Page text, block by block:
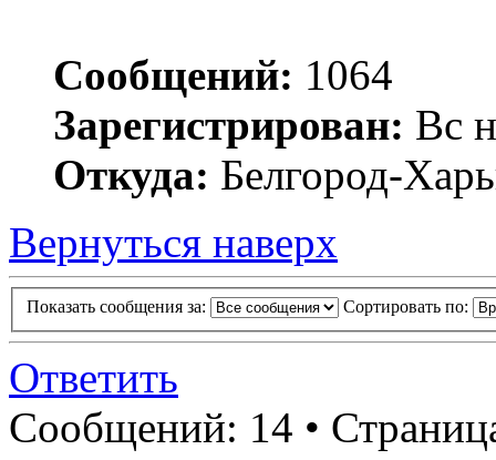
Сообщений: 1064
Зарегистрирован: Вс
Откуда: Белгород-
Вернуться наверх
Показать сообщения за: Сортировать по:
Ответить
Сообщений: 14 •